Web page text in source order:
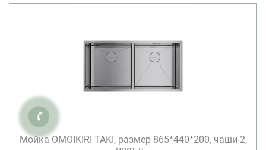
Мойка OMOIKIRI TAKI, размер 865*440*200, чаши-2,